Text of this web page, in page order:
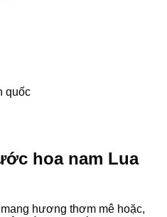
quốc
hoa nam Lua
mang hương thơm mê hoặc,